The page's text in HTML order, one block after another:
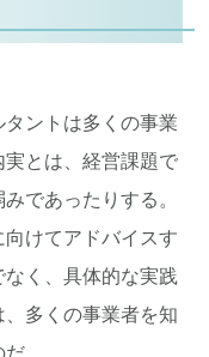
ントは多くの事業
とは、経営課題で
であったりする。
けてアドバイスす
く、具体的な実践
多くの事業者を知